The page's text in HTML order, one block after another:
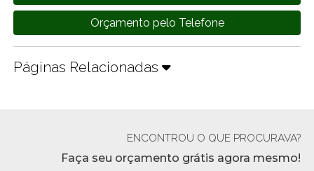
Orçamento pelo Telefone
Páginas Relacionadas
ENCONTROU O QUE PROCURAVA?
Faça seu orçamento grátis agora mesmo!